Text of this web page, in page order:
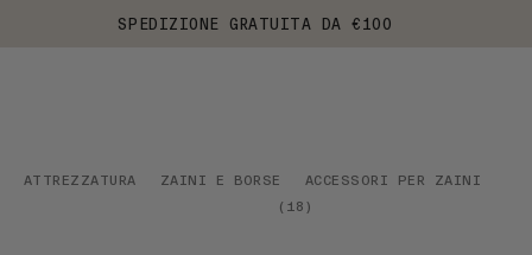
SPEDIZIONE GRATUITA DA €100
ATTREZZATURA ZAINI E BORSE
ACCESSORI PER ZAINI
( 18 )